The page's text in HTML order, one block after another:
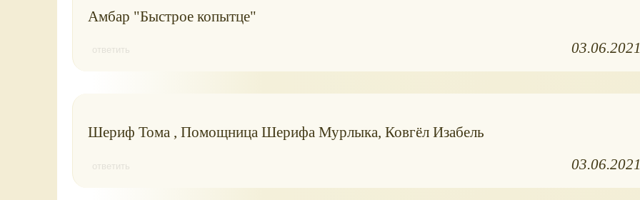
Амбар "Быстрое копытце"
ответить 03.06.2021
Шериф Тома , Помощница Шерифа Мурлыка, Ковгёл Изабель
ответить 03.06.2021